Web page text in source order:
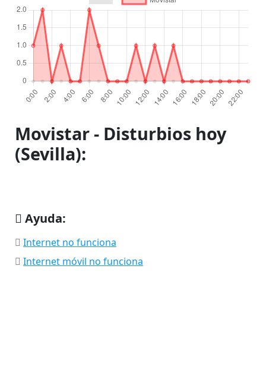
Movistar - Disturbios hoy
(Sevilla):
Ayuda:
Internet no funciona
Internet móvil no funciona